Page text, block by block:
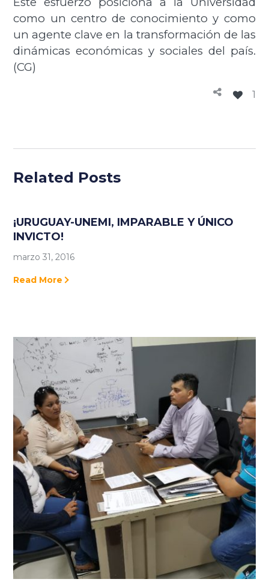
como un centro de conocimiento y como
un agente clave en la transformación de las
dinámicas económicas y sociales del país.
(CG)
1
Related Posts
¡URUGUAY-UNEMI, IMPARABLE Y ÚNICO
INVICTO!
marzo 31, 2016
Read More